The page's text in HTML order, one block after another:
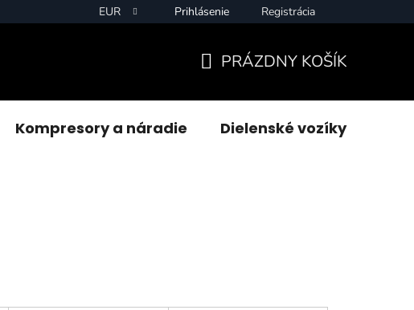
EUR Prihlásenie Registrácia
KOŠÍK
PRÁZDNY KOŠÍK
Kompresory a náradie Dielenské vozíky